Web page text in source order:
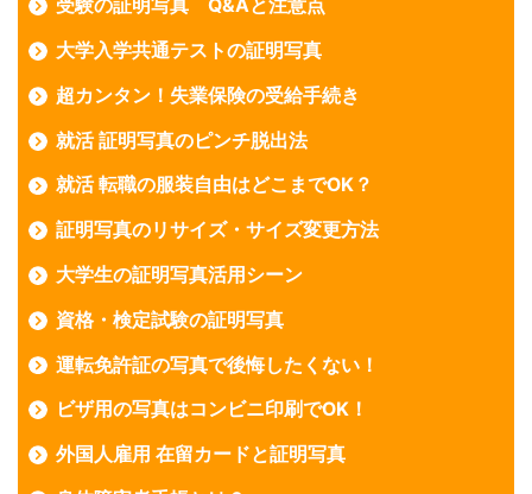
受験の証明写真 Q&Aと注意点
大学入学共通テストの証明写真
超カンタン！失業保険の受給手続き
就活 証明写真のピンチ脱出法
就活 転職の服装自由はどこまでOK？
証明写真のリサイズ・サイズ変更方法
大学生の証明写真活用シーン
資格・検定試験の証明写真
運転免許証の写真で後悔したくない！
ビザ用の写真はコンビニ印刷でOK！
外国人雇用 在留カードと証明写真